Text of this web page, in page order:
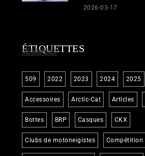
2026-03-17
ÉTIQUETTES
509 2022 2023 2024 2025
Accessoires Arctic-Cat Articles
Bottes BRP Casques CKX
Clubs de motoneigistes Compétition